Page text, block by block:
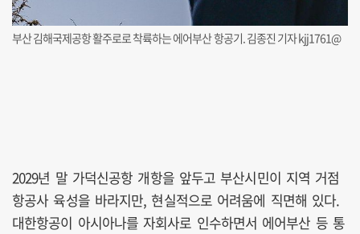
부산 김해국제공항 활주로로 착륙하는 에어부산 항공기. 김종진 기자 kjj1761@
2029년 말 가덕신공항 개항을 앞두고 부산시민이 지역 거점
항공사 육성을 바라지만, 현실적으로 어려움에 직면해 있다.
대한항공이 아시아나를 자회사로 인수하면서 에어부산 등 통